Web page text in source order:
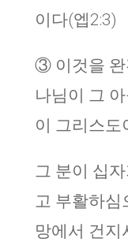
이다(엡2:3)
③ 이것을 완
나님이 그
이 그리스도
그 분이 십
고 부활하심
망에서 건지